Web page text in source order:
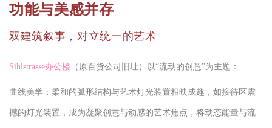
功能与美感并存
双建筑叙事，对立统一的艺术
Sihlstrasse办公楼 （原百货公司旧址）以“流动的创意”为主题：
曲线美学：柔和的弧形结构与艺术灯光装置相映成趣，如接待区震
撼的灯光装置，成为凝聚创意与动感的艺术焦点，将动态能量与流